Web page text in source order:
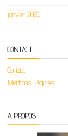
janvier 2020
CONTACT
Contact
Mentions Légales
A PROPOS